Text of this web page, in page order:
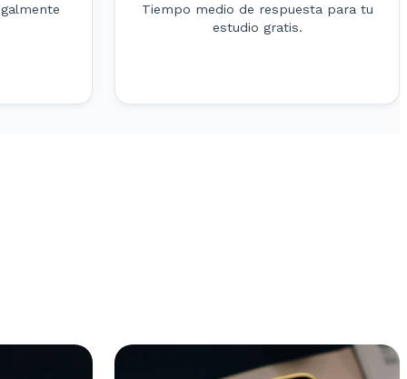
Tiempo medio de respuesta para tu
estudio gratis.